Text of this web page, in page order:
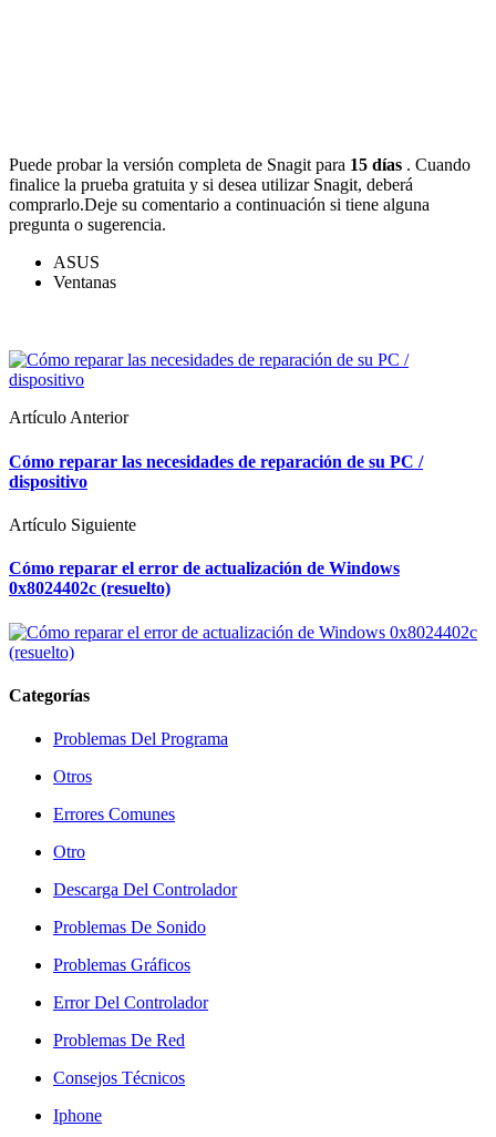
Puede probar la versión completa de Snagit para 15 días . Cuando
finalice la prueba gratuita y si desea utilizar Snagit, deberá
comprarlo.Deje su comentario a continuación si tiene alguna
pregunta o sugerencia.
ASUS
Ventanas
Artículo Anterior
Cómo reparar las necesidades de reparación de su PC /
dispositivo
Artículo Siguiente
Cómo reparar el error de actualización de Windows
0x8024402c (resuelto)
Categorías
Problemas Del Programa
Otros
Errores Comunes
Otro
Descarga Del Controlador
Problemas De Sonido
Problemas Gráficos
Error Del Controlador
Problemas De Red
Consejos Técnicos
Iphone